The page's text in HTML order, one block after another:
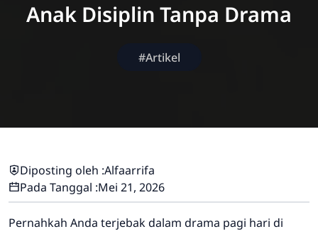
Anak Disiplin Tanpa Drama
#Artikel
Diposting oleh :Alfaarrifa
Pada Tanggal :Mei 21, 2026
Pernahkah Anda terjebak dalam drama pagi hari di